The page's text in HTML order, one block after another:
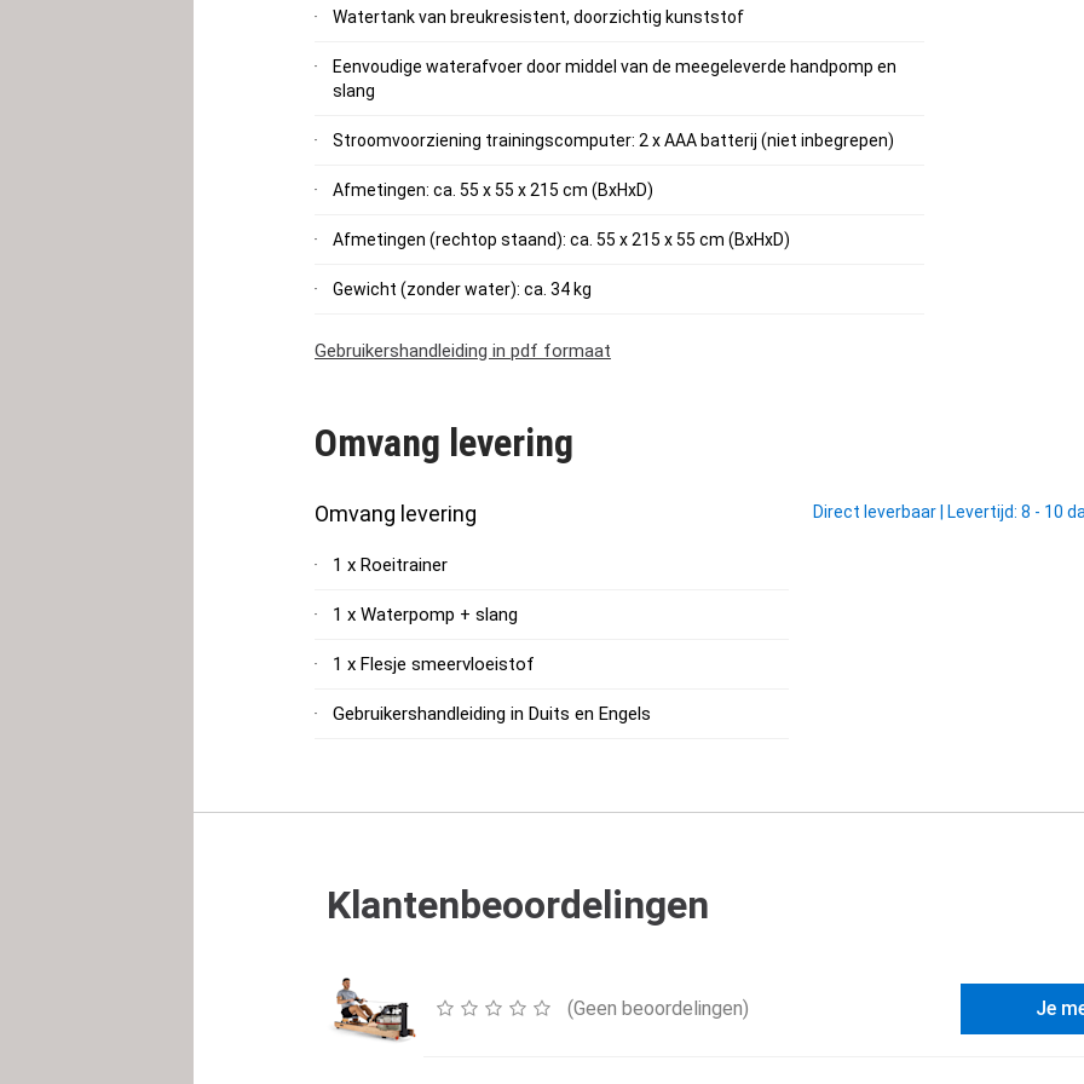
Watertank van breukresistent, doorzichtig kunststof
Eenvoudige waterafvoer door middel van de meegeleverde handpomp en
slang
Stroomvoorziening trainingscomputer: 2 x AAA batterij (niet inbegrepen)
Afmetingen: ca. 55 x 55 x 215 cm (BxHxD)
Afmetingen (rechtop staand): ca. 55 x 215 x 55 cm (BxHxD)
Gewicht (zonder water): ca. 34 kg
Gebruikershandleiding in pdf formaat
Omvang levering
Omvang levering
1 x Roeitrainer
1 x Waterpomp + slang
1 x Flesje smeervloeistof
Gebruikershandleiding in Duits en Engels
Direct leverbaar Levertijd: 8 - 10
Klantenbeoordelingen
(Geen beoordelingen) Je